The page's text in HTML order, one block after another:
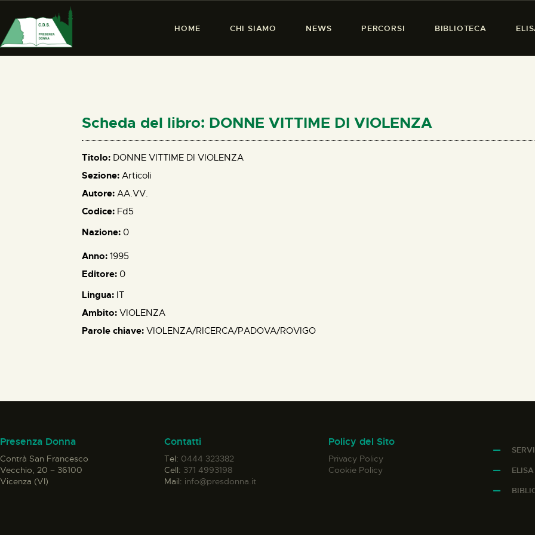
HOME CHI SIAMO NEWS PERCORSI BIBLIOTECA
PRESENZA DONNA
PERCORSI
BIBLIOTECA
Scheda del libro: DONNE VITTIME DI VIOLENZA
Titolo: DONNE VITTIME DI VIOLENZA
Sezione: Articoli
Autore: AA.VV.
Codice: Fd5
Nazione: 0
Anno: 1995
Editore: 0
Lingua: IT
Ambito: VIOLENZA
Parole chiave: VIOLENZA/RICERCA/PADOVA/ROVIGO
Presenza Donna
Contrà San Francesco
Vecchio, 20 – 36100
Vicenza (VI)
Contatti
Tel: 0444 323382
Cell: 371 4993198
Mail: info@presdonna.it
Policy del Sito
Privacy Policy
Cookie Policy